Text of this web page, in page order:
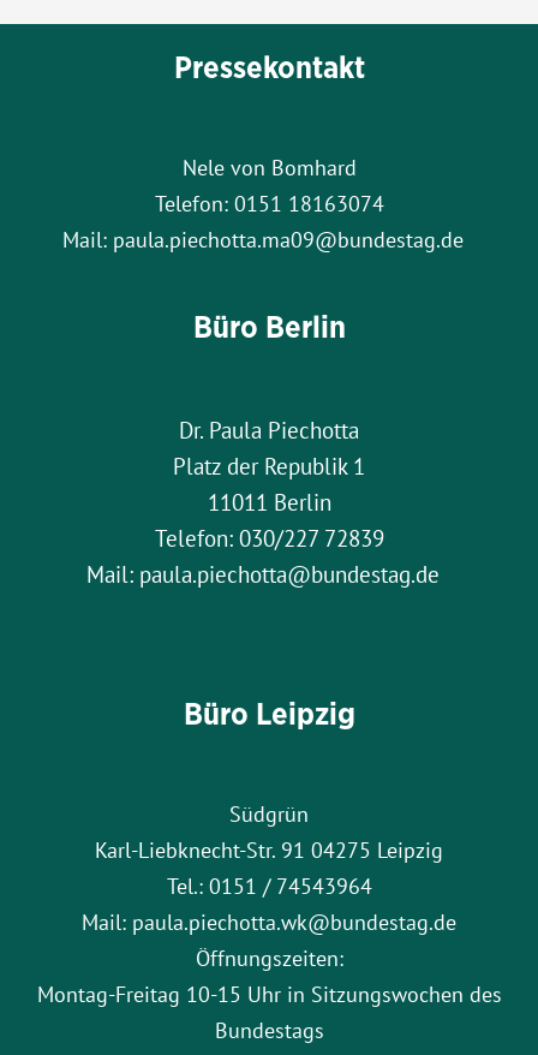
Pressekontakt
Nele von Bomhard
Telefon: 0151 18163074
Mail: paula.piechotta.ma09@bundestag.de
Büro Berlin
Dr. Paula Piechotta
Platz der Republik 1
11011 Berlin
Telefon: 030/227 72839
Mail: paula.piechotta@bundestag.de
Büro Leipzig
Südgrün
Karl-Liebknecht-Str. 91 04275 Leipzig
Tel.: 0151 / 74543964
Mail: paula.piechotta.wk@bundestag.de
Öffnungszeiten:
Montag-Freitag 10-15 Uhr in Sitzungswochen des
Bundestags